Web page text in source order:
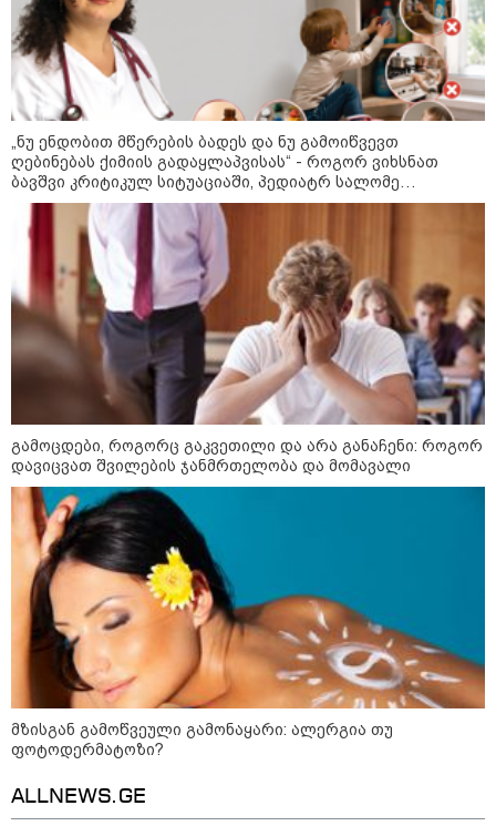
მკვლელობა პირდაპირ ეთერში:
ცნობილ "ტიკტოკერს" ლაივის
დროს ესროლეს, ის ადგილზე
გარდაიცვალა - რას ამბობს
მომხდარზე მექსიკის პოლიცია
23:15 / 06-08-2026
“არ მინდა, ბაიდენივით
სცენიდან გადავარდეს“ -
დონალდ ტრამპის სიტყვით
გამოსვლისას დამსწრეები
სახალისო შემთხვევის მოწმენი
გახდნენ
10:52 / 06-08-2026
ვაშინგტონს რაკეტების
დეფიციტი აქვს? - მედიის
ცნობით, დონალდ ტრამპი პიტ
ჰეგსეთს დაუპირისპირდა:
დეტალები
კატეგორიის ყველა სიახლე
მასწავლებელ გიგა ავალიანის
საქმეზე საგამოძიებო ორგანო
დაკავებულ არასრულწლოვნებს -
ნია იმნაძესა და ანასტასია
ბერუაშვილს 30 დღის
განმავლობაში ფარულად უსმენდა
„ნუ ენდობით მწერების ბადეს და ნუ გამოიწვევთ
ღებინებას ქიმიის გადაყლაპვისას“ - როგორ ვიხსნათ
ბავშვი კრიტიკულ სიტუაციაში, პედიატრ სალომე
ახვლედიანის რჩევები
გამოცდები, როგორც გაკვეთილი და არა განაჩენი: როგორ
დავიცვათ შვილების ჯანმრთელობა და მომავალი
მზისგან გამოწვეული გამონაყარი: ალერგია თუ
ფოტოდერმატოზი?
ALLNEWS.GE